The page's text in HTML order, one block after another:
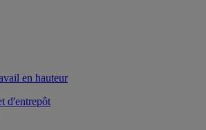
en hauteur
d'entrepôt